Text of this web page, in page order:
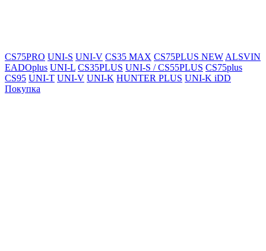
CS75PRO UNI-S UNI-V CS35 MAX CS75PLUS NEW ALSVIN
EADOplus UNI-L CS35PLUS UNI-S / CS55PLUS CS75plus
CS95 UNI-T UNI-V UNI-K HUNTER PLUS UNI-K iDD
Покупка